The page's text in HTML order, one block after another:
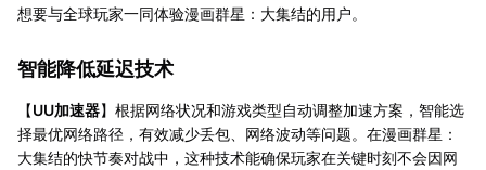
想要与全球玩家一同体验漫画群星：大集结的用户。
智能降低延迟技术
【UU加速器】根据网络状况和游戏类型自动调整加速方案，智能选
择最优网络路径，有效减少丢包、网络波动等问题。在漫画群星：
大集结的快节奏对战中，这种技术能确保玩家在关键时刻不会因网